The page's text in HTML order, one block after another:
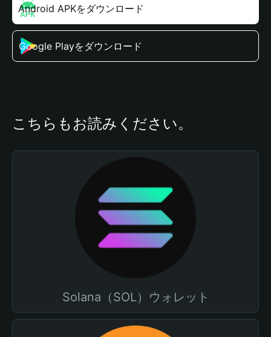
Android APKをダウンロード
Google Playをダウンロード
こちらもお読みください。
Solana（SOL）ウォレット